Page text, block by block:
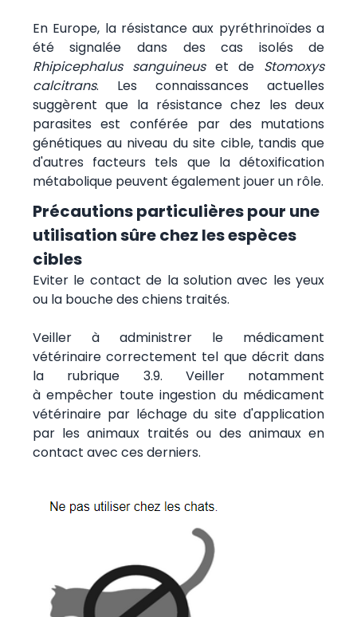
En Europe, la résistance aux pyréthrinoïdes a
été signalée dans des cas isolés de
Rhipicephalus sanguineuset de Stomoxys
calcitrans. Les connaissances actuelles
suggèrent que la résistance chez les deux
parasites est conférée par des mutations
génétiques au niveau du site cible, tandis que
d'autres facteurs tels que la détoxification
métabolique peuvent également jouer un rôle.
Précautions particulières pour une
utilisation sûre chez les espèces
cibles
Eviter le contact de la solution avec les yeux
ou la bouche des chiens traités.
Veiller à administrer le médicament
vétérinaire correctement tel que décrit dans
la rubrique 3.9. Veiller notamment
à empêcher toute ingestion du médicament
vétérinaire par léchage du site d'application
par les animaux traités ou des animaux en
contact avec ces derniers.